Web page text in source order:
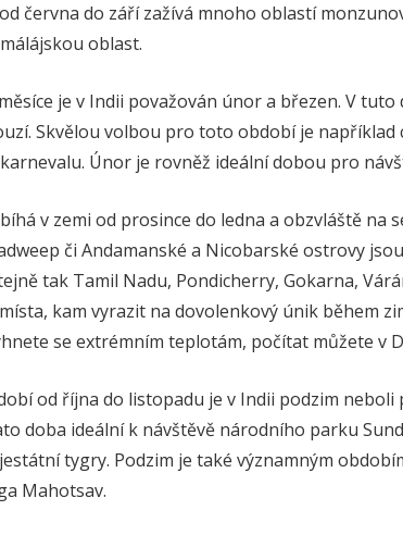
června do září zažívá mnoho oblastí
oblast.
je v Indii považován únor a březen. V
Skvělou volbou pro toto období je například
Únor je rovněž ideální dobou pro
v zemi od prosince do ledna a obzvláště na
či Andamanské a Nicobarské ostrovy
tak Tamil Nadu, Pondicherry, Gokarna,
kam vyrazit na dovolenkový únik během
se extrémním teplotám, počítat můžete v
od října do listopadu je v Indii podzim
doba ideální k návštěvě národního parku
tygry. Podzim je také významným
Mahotsav.